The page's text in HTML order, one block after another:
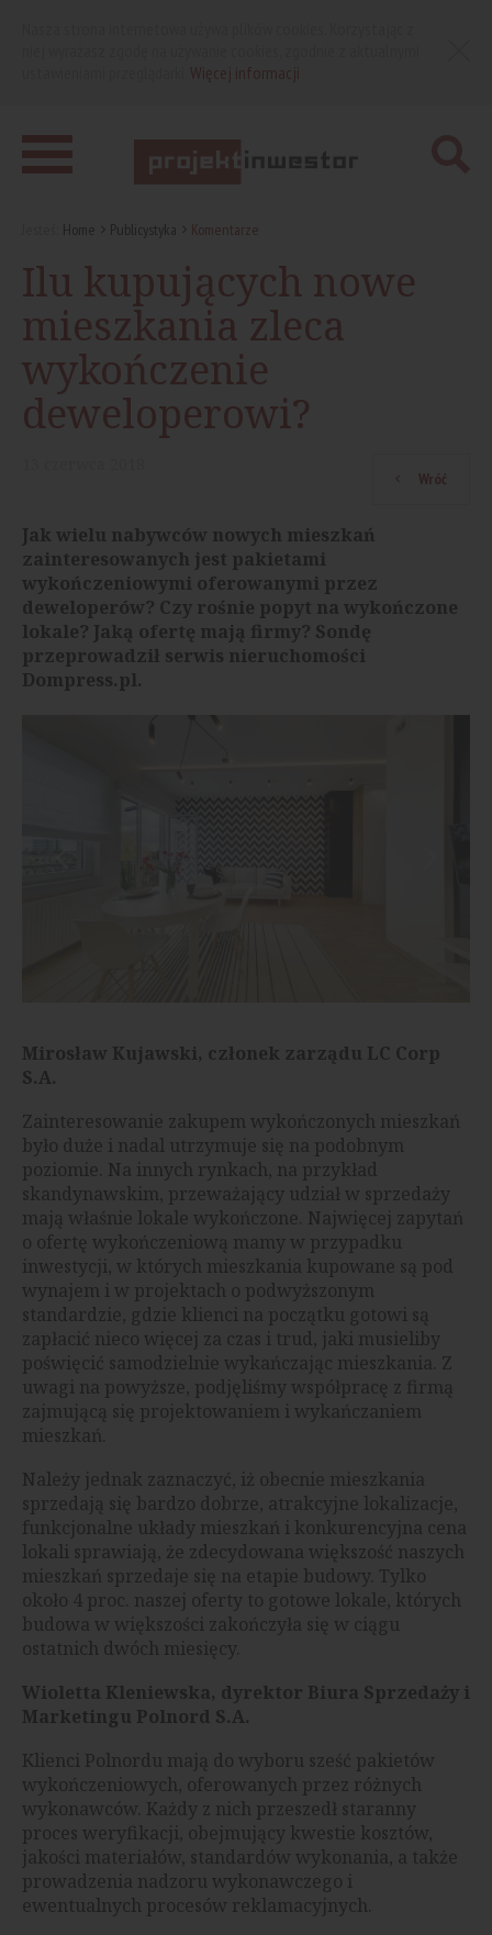
Home Publicystyka Komentarze
Ilu kupujących nowe
mieszkania zleca
wykończenie
deweloperowi?
Wróć
Jak wielu nabywców nowych mieszkań
zainteresowanych jest pakietami
wykończeniowymi oferowanymi przez
deweloperów? Czy rośnie popyt na wykończone
lokale? Jaką ofertę mają firmy? Sondę
przeprowadził serwis nieruchomości
Dompress.pl.
Mirosław Kujawski, członek zarządu LC Corp
S.A.
Zainteresowanie zakupem wykończonych mieszkań
było duże i nadal utrzymuje się na podobnym
poziomie. Na innych rynkach, na przykład
skandynawskim, przeważający udział w sprzedaży
mają właśnie lokale wykończone. Najwięcej zapytań
o ofertę wykończeniową mamy w przypadku
inwestycji, w których mieszkania kupowane są pod
wynajem i w projektach o podwyższonym
standardzie, gdzie klienci na początku gotowi są
zapłacić nieco więcej za czas i trud, jaki musieliby
poświęcić samodzielnie wykańczając mieszkania. Z
uwagi na powyższe, podjęliśmy współpracę z firmą
zajmującą się projektowaniem i wykańczaniem
mieszkań.
Należy jednak zaznaczyć, iż obecnie mieszkania
sprzedają się bardzo dobrze, atrakcyjne lokalizacje,
funkcjonalne układy mieszkań i konkurencyjna cena
lokali sprawiają, że zdecydowana większość naszych
mieszkań sprzedaje się na etapie budowy. Tylko
około 4 proc. naszej oferty to gotowe lokale, których
budowa w większości zakończyła się w ciągu
ostatnich dwóch miesięcy.
Wioletta Kleniewska, dyrektor Biura Sprzedaży i
Marketingu Polnord S.A.
Klienci Polnordu mają do wyboru sześć pakietów
wykończeniowych, oferowanych przez różnych
wykonawców. Każdy z nich przeszedł staranny
proces weryfikacji, obejmujący kwestie kosztów,
jakości materiałów, standardów wykonania, a także
prowadzenia nadzoru wykonawczego i
ewentualnych procesów reklamacyjnych.